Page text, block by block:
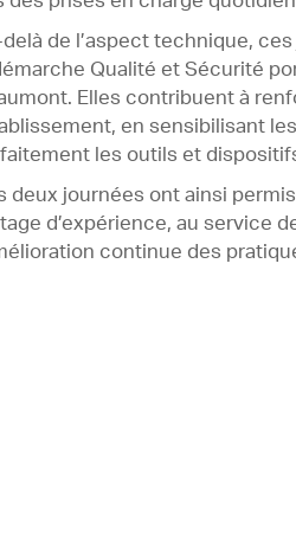
de l’aspect technique,
Qualité et Sécurité
Elles contribuent à
en sensibilisant
les outils et
deux journées ont ainsi
d’expérience, au service
continue des